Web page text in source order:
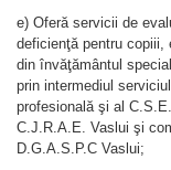
e) Oferă servicii de
deficienţă pentru copiii,
din învăţământul
prin intermediul
profesională şi al
C.J.R.A.E. Vaslui şi
D.G.A.S.P.C Vaslui;